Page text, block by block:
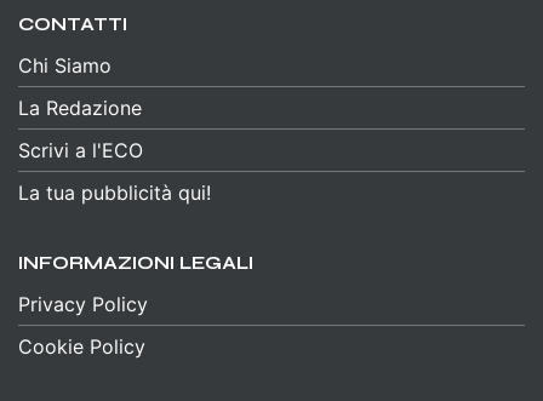
CONTATTI
Chi Siamo
La Redazione
Scrivi a l'ECO
La tua pubblicità qui!
INFORMAZIONI LEGALI
Privacy Policy
Cookie Policy